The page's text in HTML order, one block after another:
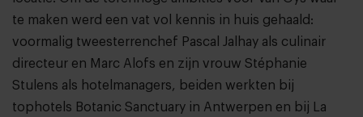
te maken werd een vat vol kennis in huis gehaald:
voormalig tweesterrenchef Pascal Jalhay als culinair
directeur en Marc Alofs en zijn vrouw Stéphanie
Stulens als hotelmanagers, beiden werkten bij
tophotels Botanic Sanctuary in Antwerpen en bij La